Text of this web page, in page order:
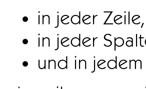
in jeder Zeile,
in jeder
und in